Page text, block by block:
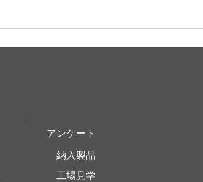
アンケート
納入製品
工場見学